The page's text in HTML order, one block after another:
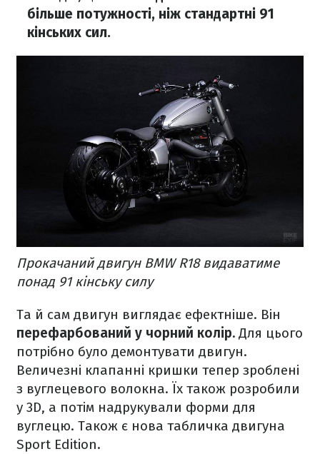
більше потужності, ніж стандартні 91
кінських сил.
Прокачаний двигун BMW R18 видаватиме
понад 91 кінську силу
Та й сам двигун виглядає ефектніше. Він
перефарбований у чорний колір. Для цього
потрібно було демонтувати двигун.
Величезні клапанні кришки тепер зроблені
з вуглецевого волокна. Їх також розробили
у 3D, а потім надрукували форми для
вуглецю. Також є нова табличка двигуна
Sport Edition.